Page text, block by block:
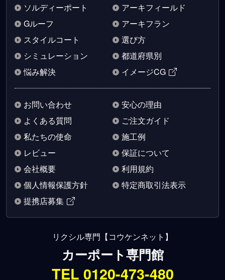
ソルディーポート
アーキフィールド
Gルーフ
アーキフラン
スタイルコート
選び方
シミュレーション
都道府県別
悩み解決
イメージCG
お問い合わせ
安心の理由
よくある質問
ご注文ガイド
私たちの使命
施工例
レビュー
保証について
会社概要
利用規約
個人情報保護方針
特定商取引法表示
提携店募集
リクシル専門【コウケンネット】
カーポート専門館
TEL 0120-473-480